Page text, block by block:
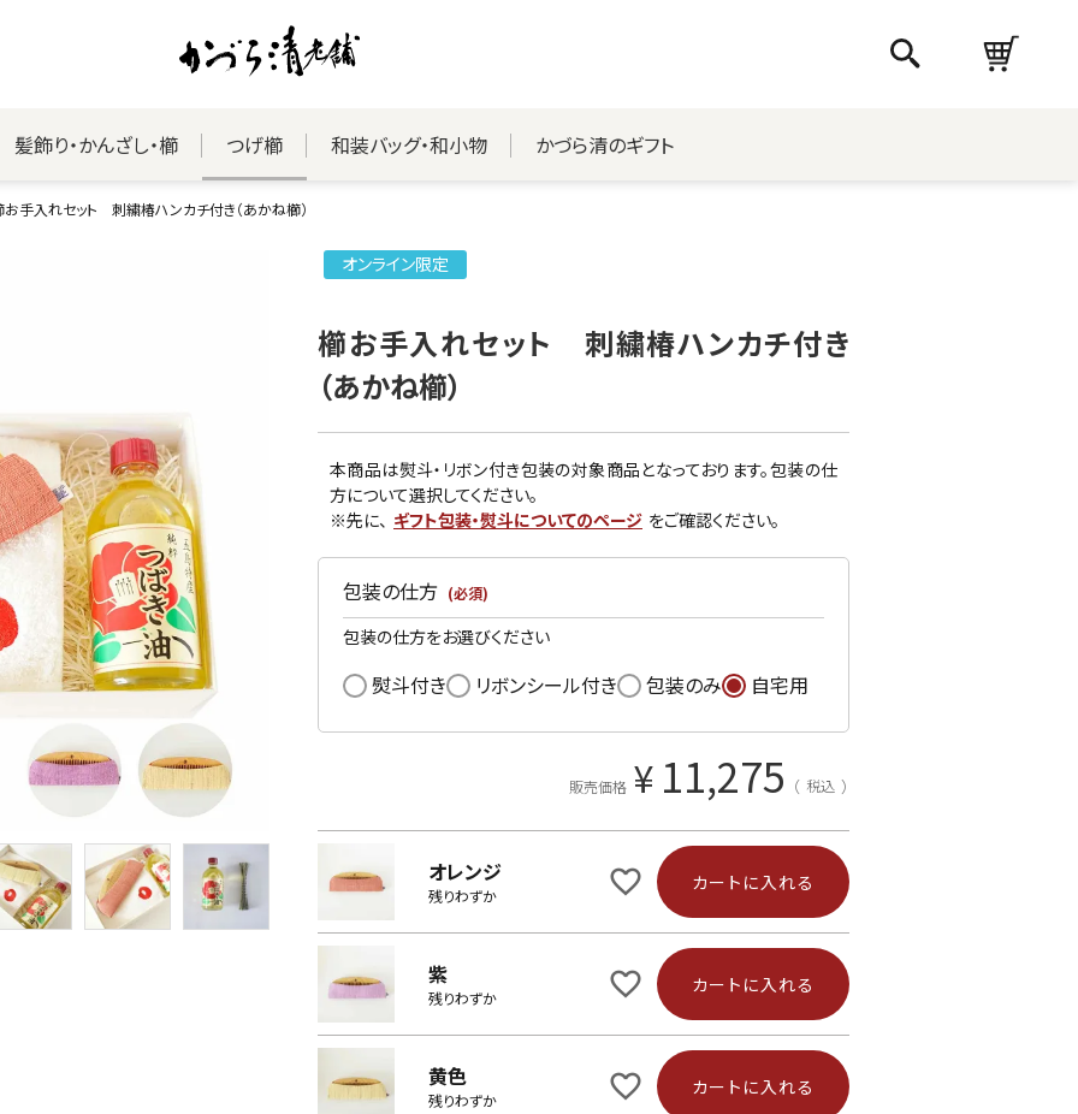
髪飾り・かんざし・櫛 つげ櫛 和装バッグ・和小物 かづら清のギフト
お手入れセット 刺繍椿ハンカチ付き（あかね櫛）
オンライン限定
櫛お手入れセット 刺繍椿ハンカチ付き
（あかね櫛）
本商品は熨斗・リボン付き包装の対象商品となっております。包装の仕
方について選択してください。
※先に、 ギフト包装・熨斗についてのページ をご確認ください。
包装の仕方 (必須)
包装の仕方をお選びください
熨斗付き リボンシール付き 包装のみ 自宅用
販売価格 ¥ 11,275 税込
オレンジ
残りわずか
カートに入れる
紫
残りわずか
カートに入れる
黄色
残りわずか
カートに入れる